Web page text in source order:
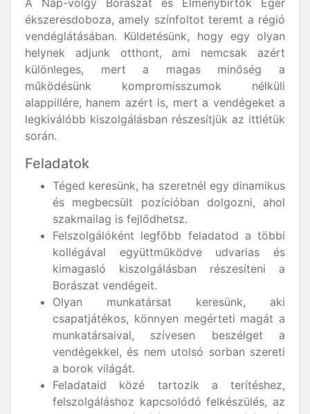
A Nap-völgy Borászat és Élménybirtok Eger
ékszeresdoboza, amely színfoltot teremt a régió
vendéglátásában. Küldetésünk, hogy egy olyan
helynek adjunk otthont, ami nemcsak azért
különleges, mert a magas minőség a
működésünk kompromisszumok nélküli
alappillére, hanem azért is, mert a vendégeket a
legkiválóbb kiszolgálásban részesítjük az ittlétük
során.
Feladatok
Téged keresünk, ha szeretnél egy dinamikus
és megbecsült pozícióban dolgozni, ahol
szakmailag is fejlődhetsz.
Felszolgálóként legfőbb feladatod a többi
kollégával együttműködve udvarias és
kimagasló kiszolgálásban részesíteni a
Borászat vendégeit.
Olyan munkatársat keresünk, aki
csapatjátékos, könnyen megérteti magát a
munkatársaival, szívesen beszélget a
vendégekkel, és nem utolsó sorban szereti
a borok világát.
Feladataid közé tartozik a terítéshez,
felszolgáláshoz kapcsolódó felkészülés, az